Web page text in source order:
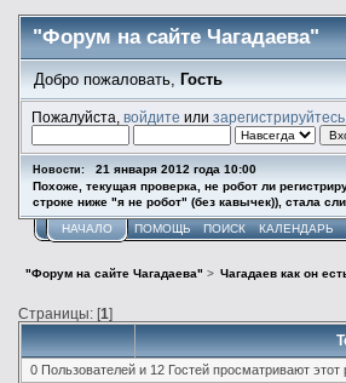
"Форум на сайте Чагадаева"
Добро пожаловать, Гость
Пожалуйста, войдите или зарегистрируйтесь.
Новости:
21 января 2012 года 10:00
Похоже, текущая проверка, не робот ли
строке ниже "я не робот" (без кавычек)), стала
НАЧАЛО ПОМОЩЬ ПОИСК КАЛЕНДАРЬ
"Форум на сайте Чагадаева" > Чагадаев как он
Страницы: [1]
0 Пользователей и 12 Гостей просматривают этот